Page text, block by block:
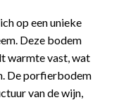
op een unieke
Deze bodem
warmte vast, wat
De porfierbodem
van de wijn,